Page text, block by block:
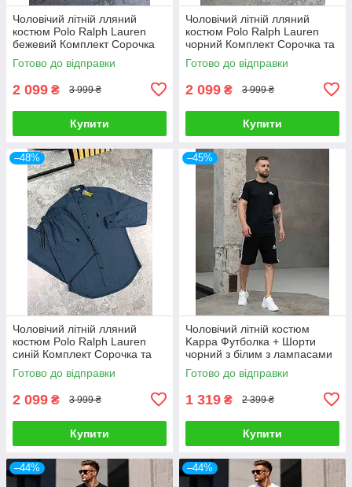
Чоловічий літній лляний
костюм Polo Ralph Lauren
бежевий Комплект Сорочка
та Штани на літо
Готово до відправки
2 099 ₴ 3 999 ₴
Купити
Чоловічий літній лляний
костюм Polo Ralph Lauren
чорний Комплект Сорочка та
Штани на літо
Готово до відправки
2 099 ₴ 3 999 ₴
Купити
–48%
Чоловічий літній лляний
костюм Polo Ralph Lauren
синій Комплект Сорочка та
Штани на літо
Готово до відправки
2 099 ₴ 3 999 ₴
Купити
–45%
Чоловічий літній костюм
Kappa Футболка + Шорти
чорний з білим з лампасами
Комплект Каппа
Готово до відправки
1 319 ₴ 2 399 ₴
Купити
–44% –44%